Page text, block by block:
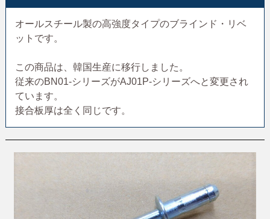
オールスチール製の高強度タイプのブラインド・リベ
ットです。
この商品は、韓国生産に移行しました。
従来のBN01-シリーズがAJ01P-シリーズへと変更され
ています。
接合板厚は全く同じです。